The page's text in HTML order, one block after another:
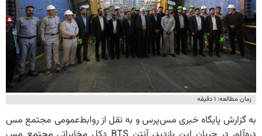
زمان مطالعه: ۱ دقیقه
به گزارش پایگاه خبری مس‌پرس و به نقل از روابط‌عمومی مجتمع مس